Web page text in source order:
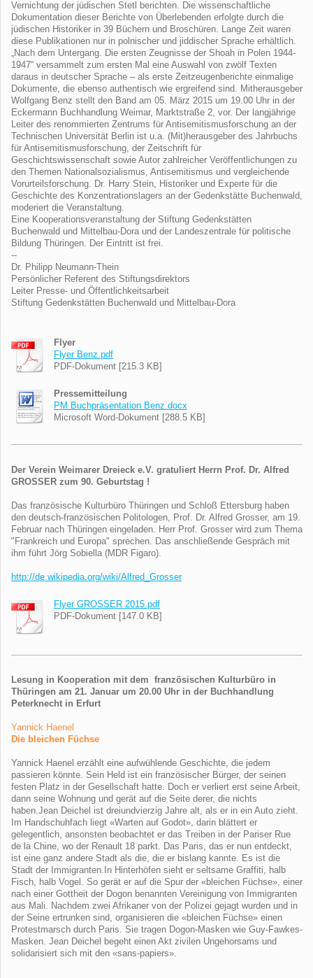
Vernichtung der jüdischen Stetl berichten. Die wissenschaftliche
Dokumentation dieser Berichte von Überlebenden erfolgte durch die
jüdischen Historiker in 39 Büchern und Broschüren. Lange Zeit waren
diese Publikationen nur in polnischer und jiddischer Sprache erhältlich.
„Nach dem Untergang. Die ersten Zeugnisse der Shoah in Polen 1944-
1947“ versammelt zum ersten Mal eine Auswahl von zwölf Texten
daraus in deutscher Sprache – als erste Zeitzeugenberichte einmalige
Dokumente, die ebenso authentisch wie ergreifend sind. Mitherausgeber
Wolfgang Benz stellt den Band am 05. März 2015 um 19.00 Uhr in der
Eckermann Buchhandlung Weimar, Marktstraße 2, vor. Der langjährige
Leiter des renommierten Zentrums für Antisemitismusforschung an der
Technischen Universität Berlin ist u.a. (Mit)herausgeber des Jahrbuchs
für Antisemitismusforschung, der Zeitschrift für
Geschichtswissenschaft sowie Autor zahlreicher Veröffentlichungen zu
den Themen Nationalsozialismus, Antisemitismus und vergleichende
Vorurteilsforschung. Dr. Harry Stein, Historiker und Experte für die
Geschichte des Konzentrationslagers an der Gedenkstätte Buchenwald,
moderiert die Veranstaltung.
Eine Kooperationsveranstaltung der Stiftung Gedenkstätten
Buchenwald und Mittelbau-Dora und der Landeszentrale für politische
Bildung Thüringen. Der Eintritt ist frei.
--
Dr. Philipp Neumann-Thein
Persönlicher Referent des Stiftungsdirektors
Leiter Presse- und Öffentlichkeitsarbeit
Stiftung Gedenkstätten Buchenwald und Mittelbau-Dora
Flyer
Flyer Benz.pdf
PDF-Dokument [215.3 KB]
Pressemitteilung
PM Buchpräsentation Benz.docx
Microsoft Word-Dokument [288.5 KB]
Der Verein Weimarer Dreieck e.V. gratuliert Herrn Prof. Dr. Alfred
GROSSER zum 90. Geburtstag !
Das französische Kulturbüro Thüringen und Schloß Ettersburg haben
den deutsch-französischen Politologen, Prof. Dr. Alfred Grosser, am 19.
Februar nach Thüringen eingeladen. Herr Prof. Grosser wird zum Thema
"Frankreich und Europa" sprechen. Das anschließende Gespräch mit
ihm führt Jörg Sobiella (MDR Figaro).
http://de.wikipedia.org/wiki/Alfred_Grosser
Flyer GROSSER 2015.pdf
PDF-Dokument [147.0 KB]
Lesung in Kooperation mit dem französischen Kulturbüro in
Thüringen am 21. Januar um 20.00 Uhr in der Buchhandlung
Peterknecht in Erfurt
Yannick Haenel
Die bleichen Füchse
Yannick Haenel erzählt eine aufwühlende Geschichte, die jedem
passieren könnte. Sein Held ist ein französischer Bürger, der seinen
festen Platz in der Gesellschaft hatte. Doch er verliert erst seine Arbeit,
dann seine Wohnung und gerät auf die Seite derer, die nichts
haben.Jean Deichel ist dreiundvierzig Jahre alt, als er in ein Auto zieht.
Im Handschuhfach liegt «Warten auf Godot», darin blättert er
gelegentlich, ansonsten beobachtet er das Treiben in der Pariser Rue
de la Chine, wo der Renault 18 parkt. Das Paris, das er nun entdeckt,
ist eine ganz andere Stadt als die, die er bislang kannte. Es ist die
Stadt der Immigranten.In Hinterhöfen sieht er seltsame Graffiti, halb
Fisch, halb Vogel. So gerät er auf die Spur der «bleichen Füchse», einer
nach einer Gottheit der Dogon benannten Vereinigung von Immigranten
aus Mali. Nachdem zwei Afrikaner von der Polizei gejagt wurden und in
der Seine ertrunken sind, organisieren die «bleichen Füchse» einen
Protestmarsch durch Paris. Sie tragen Dogon-Masken wie Guy-Fawkes-
Masken. Jean Deichel begeht einen Akt zivilen Ungehorsams und
solidarisiert sich mit den «sans-papiers».